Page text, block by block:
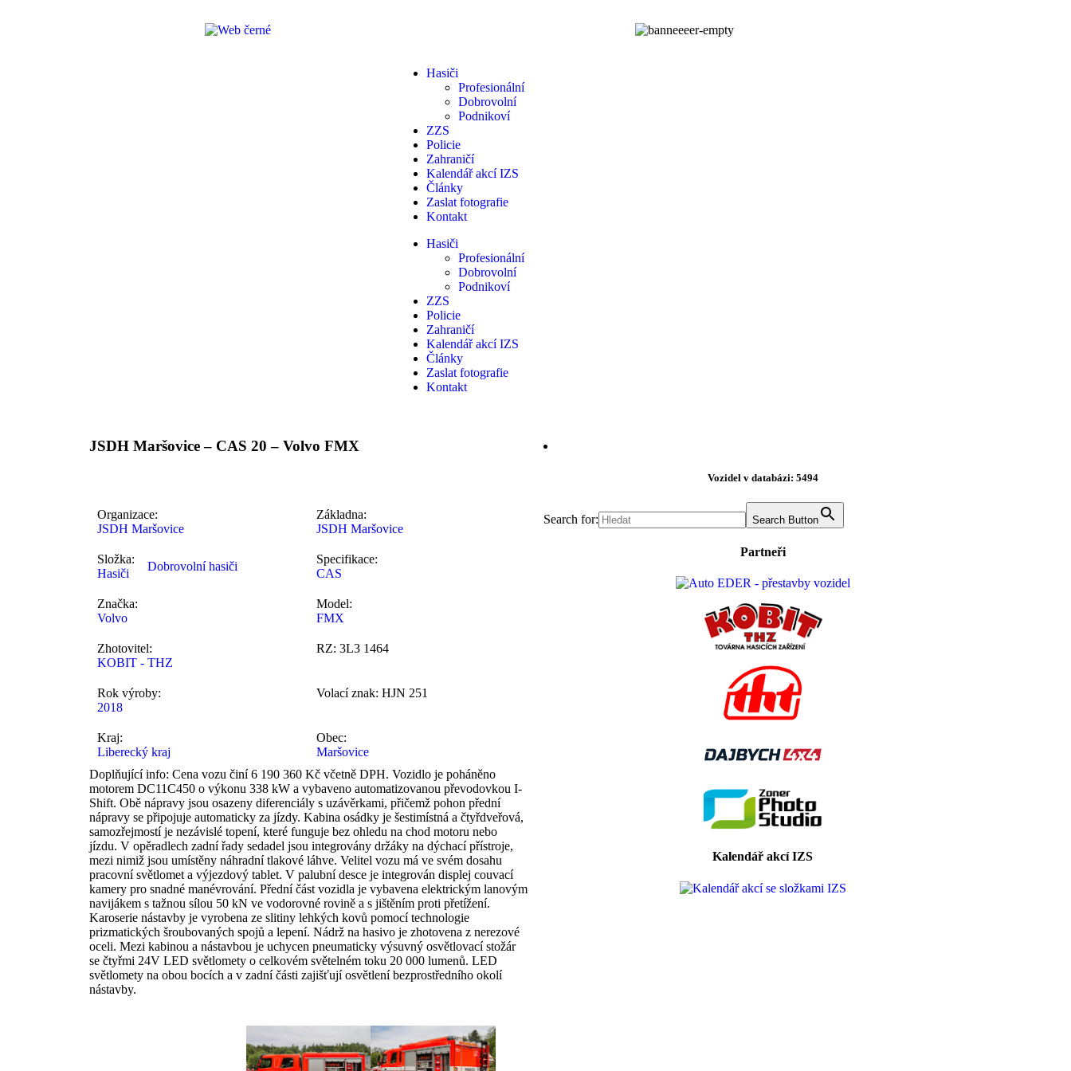
Hasiči
Profesionální
Dobrovolní
Podnikoví
ZZS
Policie
Zahraničí
Kalendář akcí IZS
Články
Zaslat fotografie
Kontakt
Hasiči
Profesionální
Dobrovolní
Podnikoví
ZZS
Policie
Zahraničí
Kalendář akcí IZS
Články
Zaslat fotografie
Kontakt
JSDH Maršovice – CAS 20 – Volvo FMX
Organizace:
JSDH Maršovice
Základna:
JSDH Maršovice
Složka:
Hasiči
Dobrovolní hasiči
Specifikace:
CAS
Značka:
Volvo
Model:
FMX
Zhotovitel:
KOBIT - THZ
RZ: 3L3 1464
Rok výroby:
2018
Volací znak: HJN 251
Kraj:
Liberecký kraj
Obec:
Maršovice
Doplňující info: Cena vozu činí 6 190 360 Kč včetně DPH. Vozidlo je poháněno
motorem DC11C450 o výkonu 338 kW a vybaveno automatizovanou převodovkou I-
Shift. Obě nápravy jsou osazeny diferenciály s uzávěrkami, přičemž pohon přední
nápravy se připojuje automaticky za jízdy. Kabina osádky je šestimístná a čtyřdveřová,
samozřejmostí je nezávislé topení, které funguje bez ohledu na chod motoru nebo
jízdu. V opěradlech zadní řady sedadel jsou integrovány držáky na dýchací přístroje,
mezi nimiž jsou umístěny náhradní tlakové láhve. Velitel vozu má ve svém dosahu
pracovní světlomet a výjezdový tablet. V palubní desce je integrován displej couvací
kamery pro snadné manévrování. Přední část vozidla je vybavena elektrickým lanovým
navijákem s tažnou sílou 50 kN ve vodorovné rovině a s jištěním proti přetížení.
Karoserie nástavby je vyrobena ze slitiny lehkých kovů pomocí technologie
prizmatických šroubovaných spojů a lepení. Nádrž na hasivo je zhotovena z nerezové
oceli. Mezi kabinou a nástavbou je uchycen pneumaticky výsuvný osvětlovací stožár
se čtyřmi 24V LED světlomety o celkovém světelném toku 20 000 lumenů. LED
světlomety na obou bocích a v zadní části zajišťují osvětlení bezprostředního okolí
nástavby.
Vozidel v databázi: 5494
Search for: Search Button
Partneři
Kalendář akcí IZS